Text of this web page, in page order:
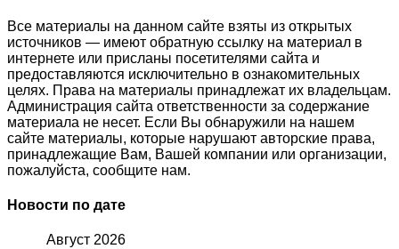
Все материалы на данном сайте взяты из открытых
источников — имеют обратную ссылку на материал в
интернете или присланы посетителями сайта и
предоставляются исключительно в ознакомительных
целях. Права на материалы принадлежат их владельцам.
Администрация сайта ответственности за содержание
материала не несет. Если Вы обнаружили на нашем
сайте материалы, которые нарушают авторские права,
принадлежащие Вам, Вашей компании или организации,
пожалуйста, сообщите нам.
Новости по дате
Август 2026